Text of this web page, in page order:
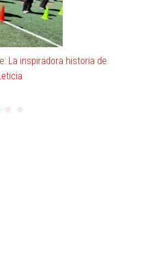
La inspiradora historia de